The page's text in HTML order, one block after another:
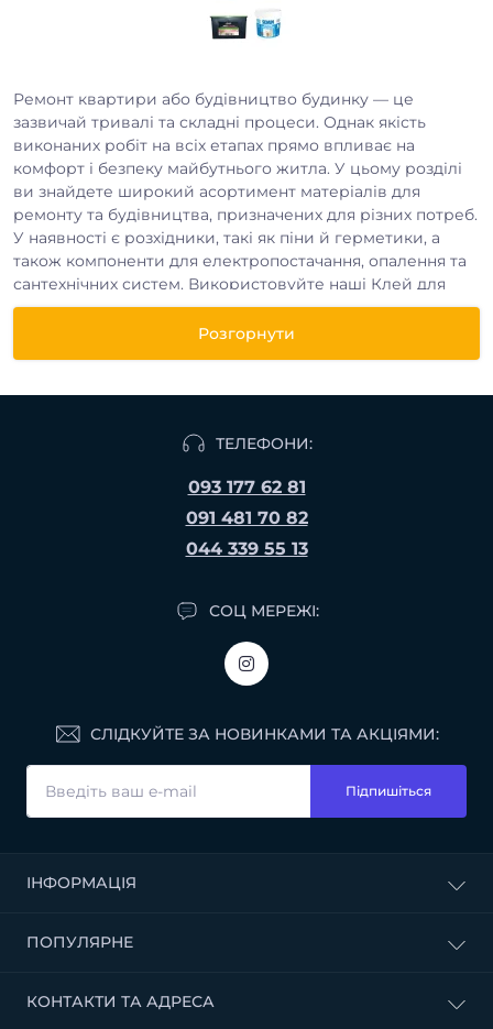
Ремонт квартири або будівництво будинку — це
зазвичай тривалі та складні процеси. Однак якість
виконаних робіт на всіх етапах прямо впливає на
комфорт і безпеку майбутнього житла. У цьому розділі
ви знайдете широкий асортимент матеріалів для
ремонту та будівництва, призначених для різних потреб.
У наявності є розхідники, такі як піни й герметики, а
також компоненти для електропостачання, опалення та
сантехнічних систем. Використовуйте наші Клей для
скловолокна, щоб спростити процес і досягти
найкращого результату.
гуртового придбання, В нас вигідні ціни на Клей для
скловолокна від 440.00 грн. та великий асортимент
товарів. Доставка замовлень здійснюється по всій
кожним клієнтом індивідуально.
Розгорнути
ТЕЛЕФОНИ:
093 177 62 81
091 481 70 82
044 339 55 13
СОЦ МЕРЕЖІ:
СЛІДКУЙТЕ ЗА НОВИНКАМИ ТА АКЦІЯМИ:
Підпишіться
ІНФОРМАЦІЯ
Договір публічної оферти
Умови використання сайту
ПОПУЛЯРНЕ
ОЗДОБЛЮВАЛЬНІ МАТЕРІАЛИ
КОНТАКТИ ТА АДРЕСА